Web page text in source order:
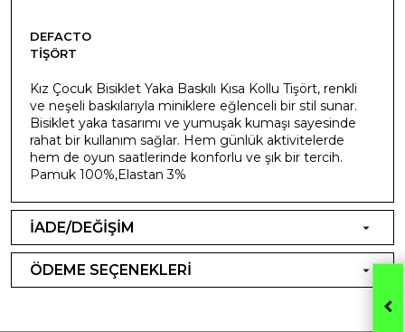
DEFACTO
TIŞÖRT
Kız Çocuk Bisiklet Yaka Baskılı Kısa Kollu Tişört, renkli
ve neşeli baskılarıyla miniklere eğlenceli bir stil sunar.
Bisiklet yaka tasarımı ve yumuşak kumaşı sayesinde
rahat bir kullanım sağlar. Hem günlük aktivitelerde
hem de oyun saatlerinde konforlu ve şık bir tercih.
Pamuk 100%,Elastan 3%
İADE/DEĞİŞİM
ÖDEME SEÇENEKLERİ